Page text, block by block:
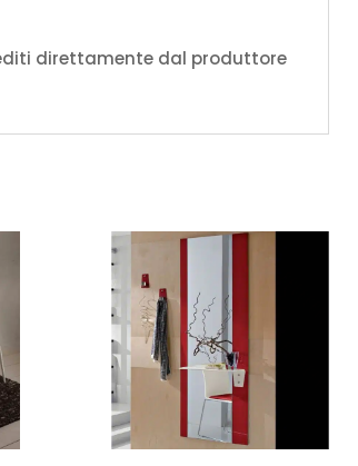
direttamente dal produttore